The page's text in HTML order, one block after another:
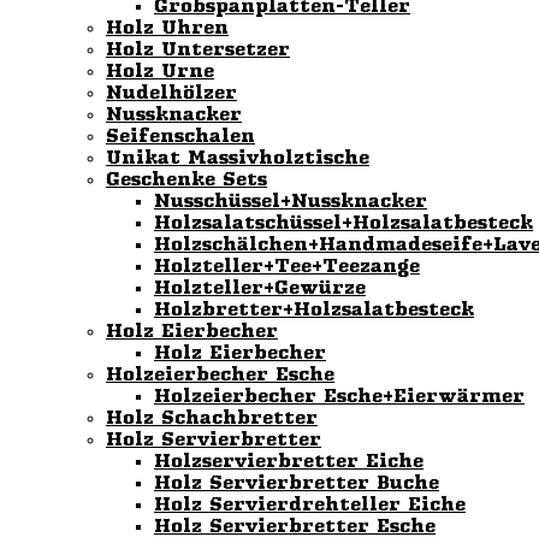
Grobspanplatten-Teller
Holz Uhren
Holz Untersetzer
Holz Urne
Nudelhölzer
Nussknacker
Seifenschalen
Unikat Massivholztische
Geschenke Sets
Nusschüssel+Nussknacker
Holzsalatschüssel+Holzsalatbesteck
Holzteller+Tee+Teezange
Holzteller+Gewürze
Holzbretter+Holzsalatbesteck
Holz Eierbecher
Holz Eierbecher
Holzeierbecher Esche
Holzeierbecher Esche+Eierwärmer
Holz Schachbretter
Holz Servierbretter
Holzservierbretter Eiche
Holz Servierbretter Buche
Holz Servierdrehteller Eiche
Holz Servierbretter Esche